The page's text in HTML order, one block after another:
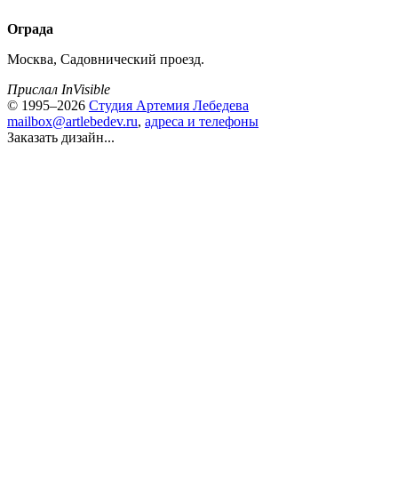
Ограда
Москва, Садовнический проезд.
Прислал InVisible
© 1995–2026 Студия Артемия Лебедева
mailbox@artlebedev.ru, адреса и телефоны
Заказать дизайн...